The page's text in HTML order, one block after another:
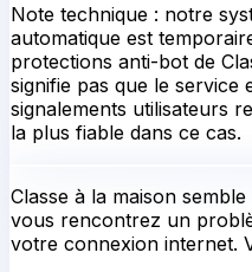
Note technique : notre
automatique est
protections anti-bot de
signifie pas que le service
signalements utilisateurs
la plus fiable dans ce cas.
Classe à la maison
vous rencontrez un
votre connexion internet.